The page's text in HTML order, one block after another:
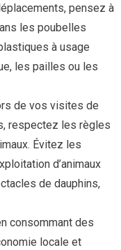
pensez à
les poubelles
à usage
les pailles ou les
de vos visites de
respectez les règles
Évitez les
d’animaux
de dauphins,
consommant des
locale et